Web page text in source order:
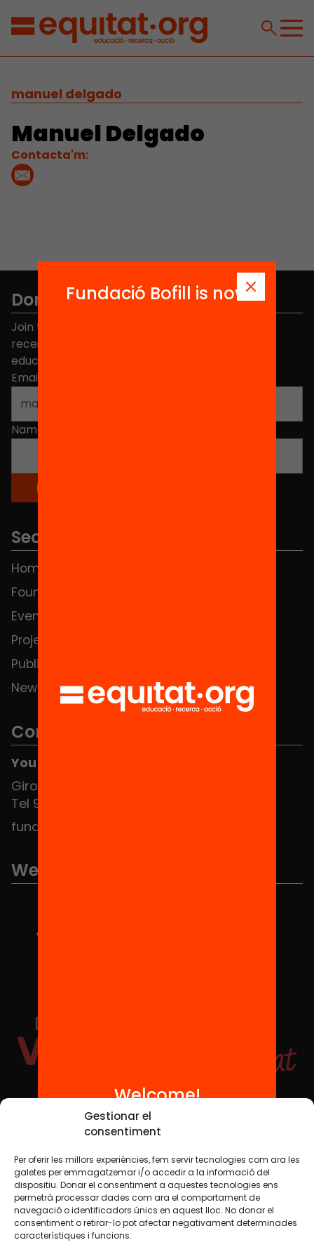
Gestionar el
consentiment
Per oferir les millors experiències, fem servir tecnologies com ara les
galetes per emmagatzemar i/o accedir a la informació del
dispositiu. Donar el consentiment a aquestes tecnologies ens
permetrà processar dades com ara el comportament de
navegació o identificadors únics en aquest lloc. No donar el
consentiment o retirar-lo pot afectar negativament determinades
característiques i funcions.
manuel delgado
Manuel Delgado
Contacta'm:
Don't miss anything.
Join the more than 40,000 people who already
receive news about initiatives and projects for
educational change in Catalonia.
Email address
Name
Sections
Home
Foundation
Events
Projects
Publications and videos
News
Contact
You can find us at the Social HUB
Girona 34, interior 08010 Barcelona
Tel 934 588 700
fundacio@equitat.org
We are part of...
Social Media
TW YTB IG FB IN
Legal NoticeCookie Policy
Fundació Bofill is now
Welcome!